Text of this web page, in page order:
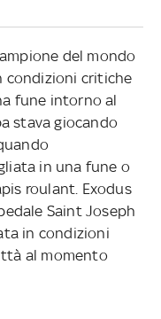
del mondo
condizioni critiche
fune intorno al
stava giocando
in una fune o
roulant. Exodus
Saint Joseph
in condizioni
al momento